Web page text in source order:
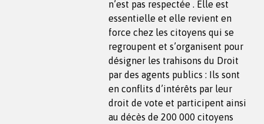
n’est pas respectée . Elle est
essentielle et elle revient en
force chez les citoyens qui se
regroupent et s’organisent pour
désigner les trahisons du Droit
par des agents publics : Ils sont
en conflits d’intérêts par leur
droit de vote et participent ainsi
au décès de 200 000 citoyens